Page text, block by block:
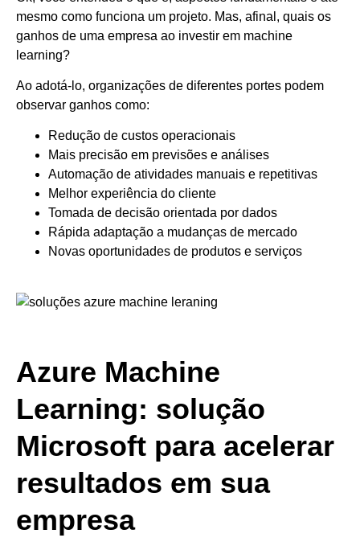
mesmo como funciona um projeto. Mas, afinal, quais os
ganhos de uma empresa ao investir em machine
learning?
Ao adotá-lo, organizações de diferentes portes podem
observar ganhos como:
Redução de custos operacionais
Mais precisão em previsões e análises
Automação de atividades manuais e repetitivas
Melhor experiência do cliente
Tomada de decisão orientada por dados
Rápida adaptação a mudanças de mercado
Novas oportunidades de produtos e serviços
Azure Machine
Learning: solução
Microsoft para acelerar
resultados em sua
empresa